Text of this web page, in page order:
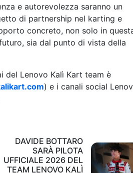
e autorevolezza saranno un
di partnership nel karting e
concreto, non solo in
sia dal punto di vista della
del Lenovo Kalì Kart team è
) e i canali social
DAVIDE BOTTARO
SARÀ PILOTA
UFFICIALE 2026 DEL
TEAM LENOVO KALÌ